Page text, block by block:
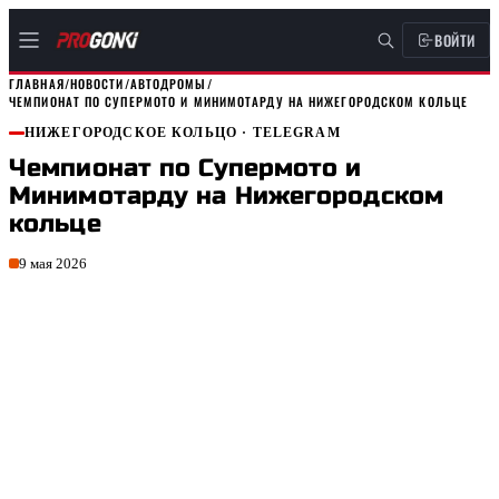
ВОЙТИ
ГЛАВНАЯ/НОВОСТИ/АВТОДРОМЫ/
ЧЕМПИОНАТ ПО СУПЕРМОТО И МИНИМОТАРДУ НА НИЖЕГОРОДСКОМ КОЛЬЦЕ
НИЖЕГОРОДСКОЕ КОЛЬЦО · TELEGRAM
Чемпионат по Супермото и
Минимотарду на Нижегородском
кольце
9 мая 2026